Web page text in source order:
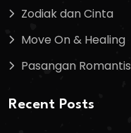
Zodiak dan Cinta
Move On & Healing
Pasangan Romantis
Recent Posts